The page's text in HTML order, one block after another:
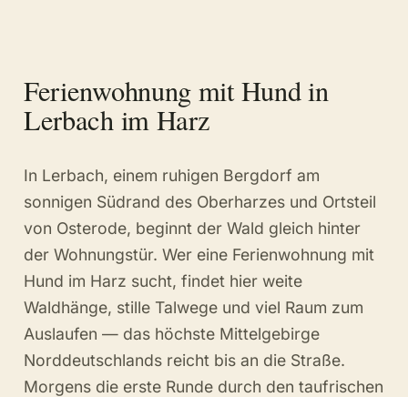
Ferienwohnung mit Hund in
Lerbach im Harz
In Lerbach, einem ruhigen Bergdorf am
sonnigen Südrand des Oberharzes und Ortsteil
von Osterode, beginnt der Wald gleich hinter
der Wohnungstür. Wer eine Ferienwohnung mit
Hund im Harz sucht, findet hier weite
Waldhänge, stille Talwege und viel Raum zum
Auslaufen — das höchste Mittelgebirge
Norddeutschlands reicht bis an die Straße.
Morgens die erste Runde durch den taufrischen